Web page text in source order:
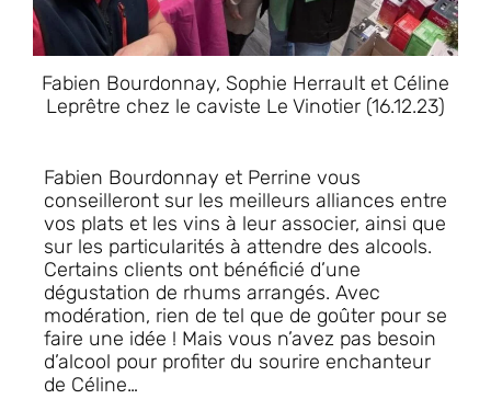
Fabien Bourdonnay, Sophie Herrault et Céline
Leprêtre chez le caviste Le Vinotier (16.12.23)
Fabien Bourdonnay et Perrine vous
conseilleront sur les meilleurs alliances entre
vos plats et les vins à leur associer, ainsi que
sur les particularités à attendre des alcools.
Certains clients ont bénéficié d’une
dégustation de rhums arrangés. Avec
modération, rien de tel que de goûter pour se
faire une idée ! Mais vous n’avez pas besoin
d’alcool pour profiter du sourire enchanteur
de Céline…